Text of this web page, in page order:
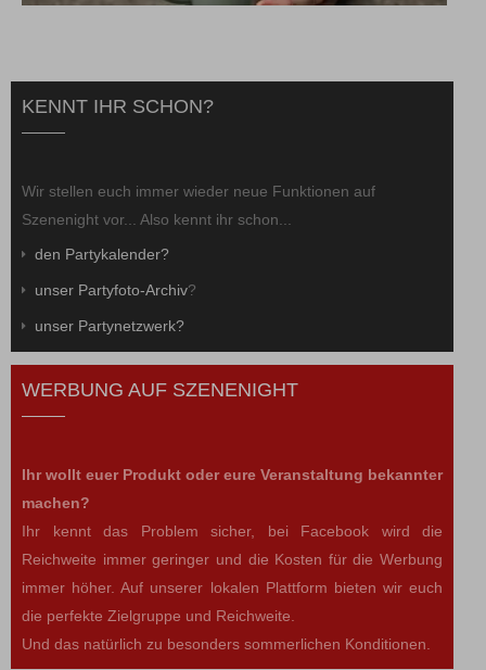
KENNT IHR SCHON?
Wir stellen euch immer wieder neue Funktionen auf
Szenenight vor... Also kennt ihr schon...
den Partykalender?
unser Partyfoto-Archiv?
unser Partynetzwerk?
WERBUNG AUF SZENENIGHT
Ihr wollt euer Produkt oder eure Veranstaltung bekannter
machen?
Ihr kennt das Problem sicher, bei Facebook wird die
Reichweite immer geringer und die Kosten für die Werbung
immer höher. Auf unserer lokalen Plattform bieten wir euch
die perfekte Zielgruppe und Reichweite.
Und das natürlich zu besonders sommerlichen Konditionen.